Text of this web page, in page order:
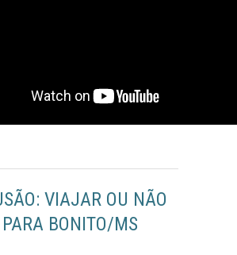
VIAJAR OU NÃO
BONITO/MS